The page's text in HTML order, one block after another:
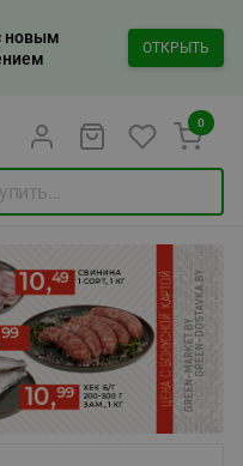
новым
ОТКРЫТЬ
0